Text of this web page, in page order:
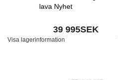
lava Nyhet
39 995SEK
Visa lagerinformation